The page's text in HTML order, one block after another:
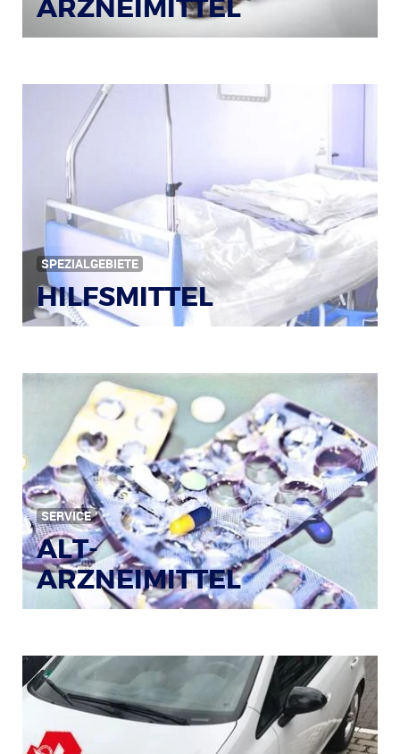
ARZNEIMITTEL
SPEZIALGEBIETE
HILFSMITTEL
Bild: © Rainer Sturm / pixelio.de
SERVICE
ALT-
ARZNEIMITTEL